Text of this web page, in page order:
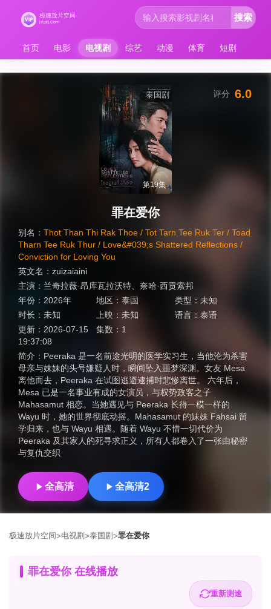
首页 电影 电视剧 综艺 动漫 体育 短剧
搜索
泰国剧
第19集
罪在爱你
别名： Thot Than Thi Rak Thoe / Tot Tarn Tee Ruk Ter / Toad
Tharn Tee Ruk Thur / Love&#039;s Shattered Reflections /
Conviction for Loving You
英文名： zuizaiaini
主演： 兰奇拉薇·昂库瓦拉沃特
奈哈·西贡索邦
年份： 2026年 地区：泰国 类型： 未知
时长： 未知 上映：未知 语言： 泰语
更新： 2026-07-15
19:37:08
集数： 1
简介： Peeraka 是一名前途光明的医学实习生，当他沦为杀害
母亲与妹妹的头号嫌疑人时，瞬间坠入噩梦深渊。女友 Mesa
离他而去，Peeraka 在试图逃避逮捕时悲惨离世。 六年后，
Mesa 已是一名事业有成的女演员，与权势政客之子
Mahasamut 相恋。当她遇见与 Peeraka 长得一模一样的
Wayu 时，她的世界彻底动摇。Mahasamut 的妹妹 Fahsai 留
学归来，也与 Wayu 相遇。随着 Wayu 不惜一切代价为
Peeraka 及其家人的死寻求正义，所有人都卷入了一张由秘密
与复仇交织
评分 6.0
全高清 全高清2
极速放片空间>电视剧 >泰国剧 >罪在爱你
罪在爱你 在线播放
重新测速